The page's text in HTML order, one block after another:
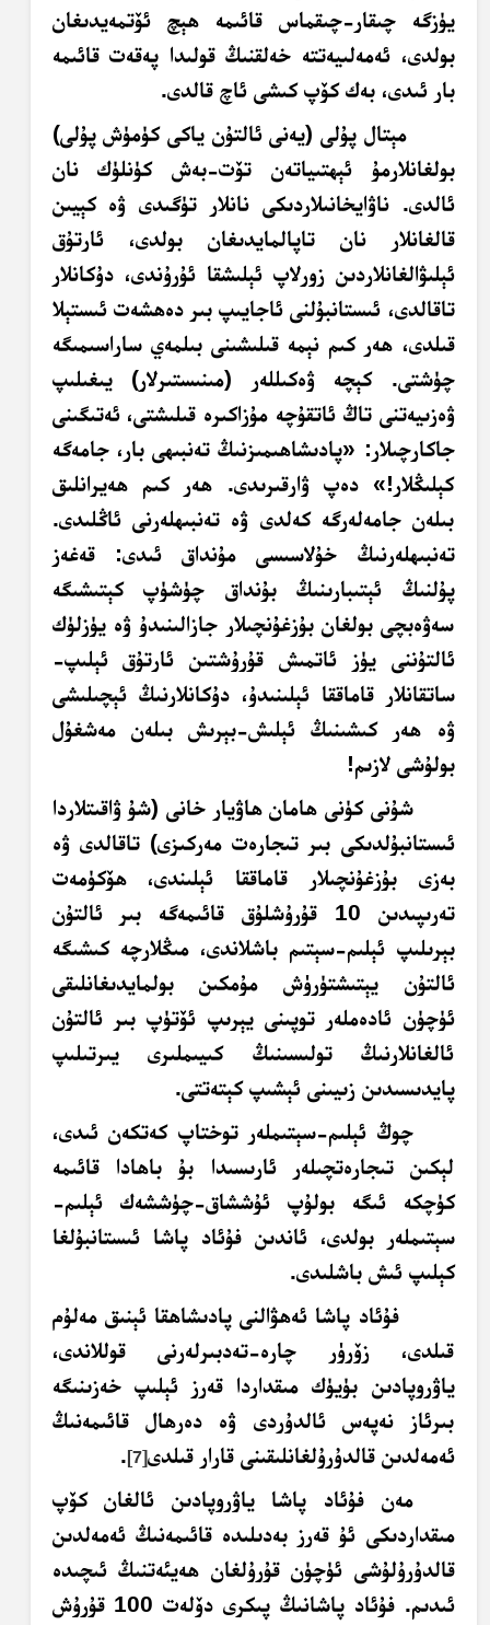
يۈزگە چىقار-چىقماس قائىمە ھېچ ئۆتمەيدىغان
بولدى، ئەمەلىيەتتە خەلقنىڭ قولىدا پەقەت قائىمە
بار ئىدى، بەك كۆپ كىشى ئاچ قالدى.
مېتال پۇلى (يەنى ئالتۇن ياكى كۈمۈش پۇلى)
بولغانلارمۇ ئېھتىياتەن تۆت-بەش كۈنلۈك نان
ئالدى. ناۋايخانىلاردىكى نانلار تۈگىدى ۋە كېيىن
قالغانلار نان تاپالمايدىغان بولدى، ئارتۇق
ئېلىۋالغانلاردىن زورلاپ ئېلىشقا ئۇرۇندى، دۇكانلار
تاقالدى، ئىستانبۇلنى ئاجايىپ بىر دەھشەت ئىستېلا
قىلدى، ھەر كىم نېمە قىلىشىنى بىلمەي ساراسىمىگە
چۈشتى. كېچە ۋەكىللەر (مىنىستىرلار) يىغىلىپ
ۋەزىيەتنى تاڭ ئاتقۇچە مۇزاكىرە قىلىشتى، ئەتىگىنى
جاكارچىلار: «پادىشاھىمىزنىڭ تەنبىھى بار، جامەگە
كېلىڭلار!» دەپ ۋارقىرىدى. ھەر كىم ھەيرانلىق
بىلەن جامەلەرگە كەلدى ۋە تەنبىھلەرنى ئاڭلىدى.
تەنبىھلەرنىڭ خۇلاسىسى مۇنداق ئىدى: قەغەز
پۇلنىڭ ئېتىبارىنىڭ بۇنداق چۈشۈپ كېتىشىگە
سەۋەبچى بولغان بۇزغۇنچىلار جازالىنىدۇ ۋە يۈزلۈك
ئالتۇننى يۈز ئاتمىش قۇرۇشتىن ئارتۇق ئېلىپ-
ساتقانلار قاماققا ئېلىنىدۇ، دۇكانلارنىڭ ئېچىلىشى
ۋە ھەر كىشىنىڭ ئېلىش-بېرىش بىلەن مەشغۇل
بولۇشى لازىم!
شۇنى كۈنى ھامان ھاۋيار خانى (شۇ ۋاقىتلاردا
ئىستانبۇلدىكى بىر تىجارەت مەركىزى) تاقالدى ۋە
بەزى بۇزغۇنچىلار قاماققا ئېلىندى، ھۆكۈمەت
تەرىپىدىن 10 قۇرۇشلۇق قائىمەگە بىر ئالتۇن
بېرىلىپ ئېلىم-سېتىم باشلاندى، مىڭلارچە كىشىگە
ئالتۇن يېتىشتۈرۈش مۇمكىن بولمايدىغانلىقى
ئۈچۈن ئادەملەر توپىنى يېرىپ ئۆتۈپ بىر ئالتۇن
ئالغانلارنىڭ تولىسىنىڭ كىيىملىرى يىرتىلىپ
پايدىسىدىن زىيىنى ئېشىپ كېتەتتى.
چوڭ ئېلىم-سېتىملەر توختاپ كەتكەن ئىدى،
لېكىن تىجارەتچىلەر ئارىسىدا بۇ باھادا قائىمە
كۈچكە ئىگە بولۇپ ئۇششاق-چۈششەك ئېلىم-
سېتىملەر بولدى، ئاندىن فۇئاد پاشا ئىستانبۇلغا
كېلىپ ئىش باشلىدى.
فۇئاد پاشا ئەھۋالنى پادىشاھقا ئېنىق مەلۇم
قىلدى، زۆرۈر چارە-تەدبىرلەرنى قوللاندى،
ياۋروپادىن بۈيۈك مىقداردا قەرز ئېلىپ خەزىنىگە
بىرئاز نەپەس ئالدۇردى ۋە دەرھال قائىمەنىڭ
ئەمەلدىن قالدۇرۇلغانلىقىنى قارار قىلدى[7]
.
مەن فۇئاد پاشاياۋروپادىن ئالغان كۆپ
مىقداردىكى ئۇ قەرز بەدىلىدە قائىمەنىڭ ئەمەلدىن
قالدۇرۇلۇشى ئۈچۈن قۇرۇلغان ھەيئەتنىڭ ئىچىدە
ئىدىم. فۇئاد پاشانىڭ پىكرى دۆلەت 100 قۇرۇش